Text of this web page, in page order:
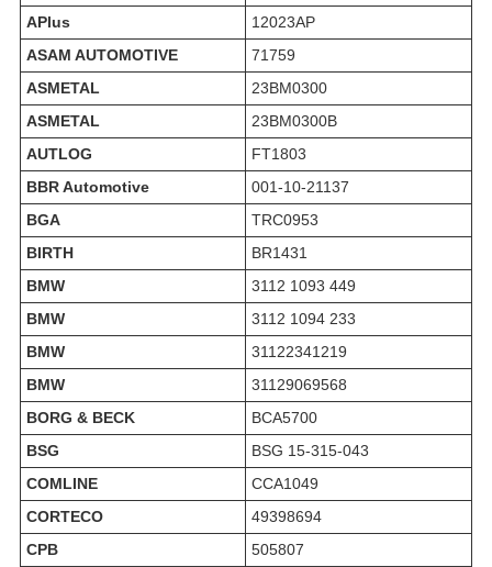
APlus
12023AP
ASAM AUTOMOTIVE
71759
ASMETAL
23BM0300
ASMETAL
23BM0300B
AUTLOG
FT1803
BBR Automotive
001-10-21137
BGA
TRC0953
BIRTH
BR1431
BMW
3112 1093 449
BMW
3112 1094 233
BMW
31122341219
BMW
31129069568
BORG & BECK
BCA5700
BSG
BSG 15-315-043
COMLINE
CCA1049
CORTECO
49398694
CPB
505807